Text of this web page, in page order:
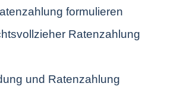
formulieren
Ratenzahlung
und Ratenzahlung